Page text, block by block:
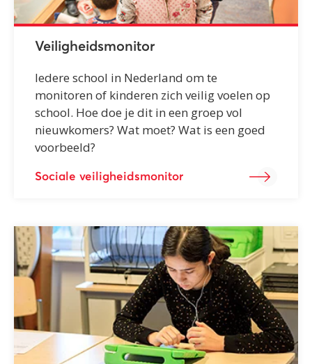
Veiligheidsmonitor
Iedere school in Nederland om te
monitoren of kinderen zich veilig voelen op
school. Hoe doe je dit in een groep vol
nieuwkomers? Wat moet? Wat is een goed
voorbeeld?
Sociale veiligheidsmonitor